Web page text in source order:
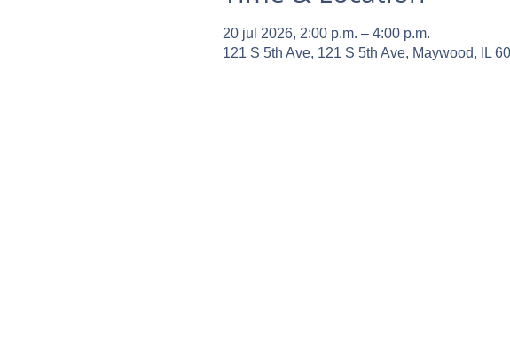
20 jul 2026, 2:00 p.m. – 4:00 p.m.
121 S 5th Ave, 121 S 5th Ave, Maywood, IL